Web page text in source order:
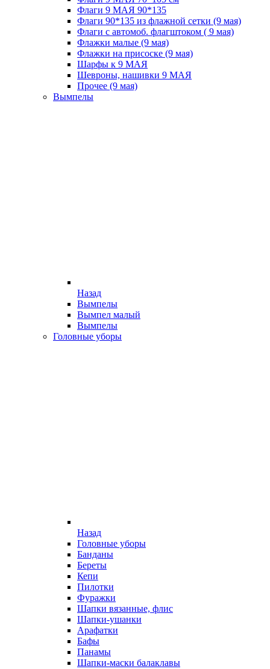
Флаги 9 МАЯ 90*135
Флаги 90*135 из флажной сетки (9 мая)
Флаги с автомоб. флагштоком ( 9 мая)
Флажки малые (9 мая)
Флажки на присоске (9 мая)
Шарфы к 9 МАЯ
Шевроны, нашивки 9 МАЯ
Прочее (9 мая)
Вымпелы
Назад
Вымпелы
Вымпел малый
Вымпелы
Головные уборы
Назад
Головные уборы
Банданы
Береты
Кепи
Пилотки
Фуражки
Шапки вязанные, флис
Шапки-ушанки
Арафатки
Бафы
Панамы
Шапки-маски балаклавы